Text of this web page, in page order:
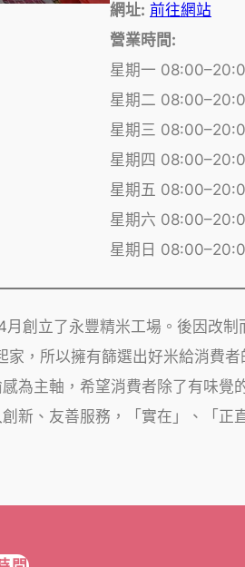
網址: 前往網站
營業時間:
星期一
星期二
星期三
星期四
星期五
星期六
星期日
創立了永豐精米工場。後因改
，所以擁有篩選出好米給消費者
為主軸，希望消費者除了有味覺
新、友善服務，「實在」、「正